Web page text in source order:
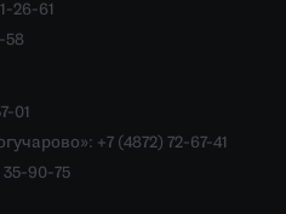
26-61
58
01
+7 (4872) 72-67-41
90-75